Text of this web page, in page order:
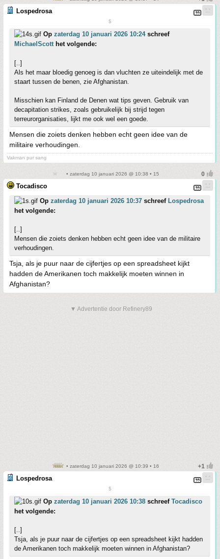
Lospedrosa
$
Op zaterdag 10 januari 2026 10:24schreef
MichaelScott het volgende:
[..]
Als het maar bloedig genoeg is dan vluchten ze uiteindelijk met de
staart tussen de benen, zie Afghanistan.
Misschien kan Finland de Denen wat tips geven. Gebruik van
decapitation strikes, zoals gebruikelijk bij strijd tegen
terreurorganisaties, lijkt me ook wel een goede.
Mensen die zoiets denken hebben echt geen idee van de
militaire verhoudingen.
Vakman pur sang
• zaterdag 10 januari 2026 @ 10:38 • 15
Tocadisco
Op zaterdag 10 januari 2026 10:37 schreef Lospedrosa
het volgende:
[..]
Mensen die zoiets denken hebben echt geen idee van de militaire
verhoudingen.
Tsja, als je puur naar de cijfertjes op een spreadsheet kijkt
hadden de Amerikanen toch makkelijk moeten winnen in
Afghanistan?
▼ Advertentie door Refinery89
• zaterdag 10 januari 2026 @ 10:39 • 16
Lospedrosa
$
Op zaterdag 10 januari 2026 10:38 schreef Tocadisco
het volgende:
[..]
Tsja, als je puur naar de cijfertjes op een spreadsheet kijkt hadden
de Amerikanen toch makkelijk moeten winnen in Afghanistan?